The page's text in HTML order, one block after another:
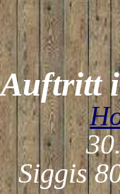
Auftritt
Siggis